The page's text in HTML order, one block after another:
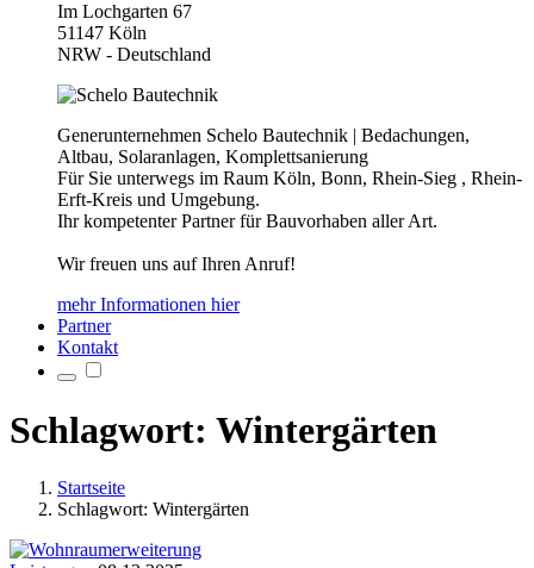
Im Lochgarten 67
51147 Köln
NRW - Deutschland
Generunternehmen Schelo Bautechnik | Bedachungen,
Altbau, Solaranlagen, Komplettsanierung
Für Sie unterwegs im Raum Köln, Bonn, Rhein-Sieg , Rhein-
Erft-Kreis und Umgebung.
Ihr kompetenter Partner für Bauvorhaben aller Art.
Wir freuen uns auf Ihren Anruf!
mehr Informationen hier
Partner
Kontakt
Schlagwort: Wintergärten
Startseite
Schlagwort: Wintergärten